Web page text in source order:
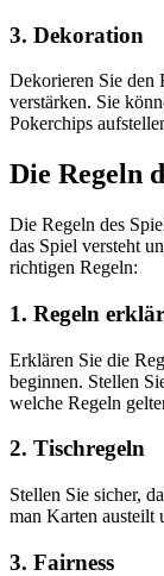
3. Dekoration
Dekorieren Sie den
verstärken. Sie
Pokerchips
Die Regeln
Die Regeln des
das Spiel versteht
richtigen Regeln:
1. Regeln
Erklären Sie die
beginnen. Stellen
welche Regeln
2. Tischregeln
Stellen Sie sicher,
man Karten austeilt
3. Fairness